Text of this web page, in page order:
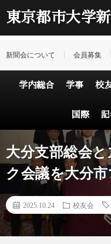
東京都市大学
新聞会について 会員募集
学内総合 学事 校
国際
大分支部総会
ク会議を大分
2025.10.24 校友会